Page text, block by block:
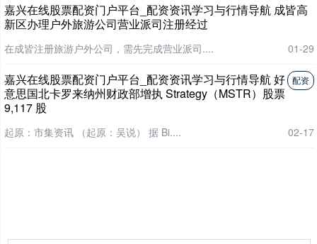
嘉兴在线股票配资门户平台_配资资讯学习与行情导航 成皆高
新区办理户外旅游公司营业派司注册经过
在成皆注册旅游户外公司，需先完成营业派司.... 01-29
配资
嘉兴在线股票配资门户平台_配资资讯学习与行情导航 好
意思国北卡罗来纳州财政部增执 Strategy（MSTR）股票
9,117 股
起原：市集资讯 （起原：吴说） 据 Bi.... 02-17